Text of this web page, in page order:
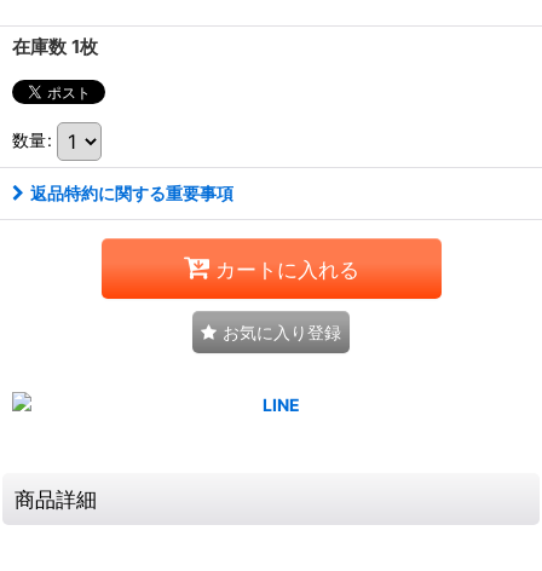
在庫数 1枚
数量:
返品特約に関する重要事項
カートに入れる
お気に入り登録
商品詳細